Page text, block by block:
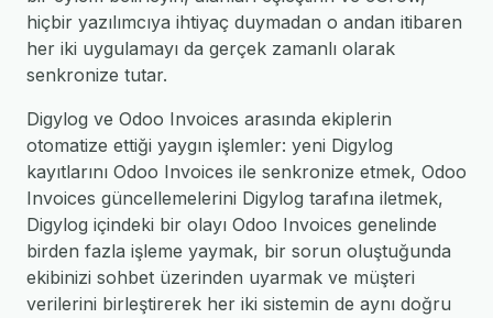
hiçbir yazılımcıya ihtiyaç duymadan o andan itibaren
her iki uygulamayı da gerçek zamanlı olarak
senkronize tutar.
Digylog ve Odoo Invoices arasında ekiplerin
otomatize ettiği yaygın işlemler: yeni Digylog
kayıtlarını Odoo Invoices ile senkronize etmek, Odoo
Invoices güncellemelerini Digylog tarafına iletmek,
Digylog içindeki bir olayı Odoo Invoices genelinde
birden fazla işleme yaymak, bir sorun oluştuğunda
ekibinizi sohbet üzerinden uyarmak ve müşteri
verilerini birleştirerek her iki sistemin de aynı doğru